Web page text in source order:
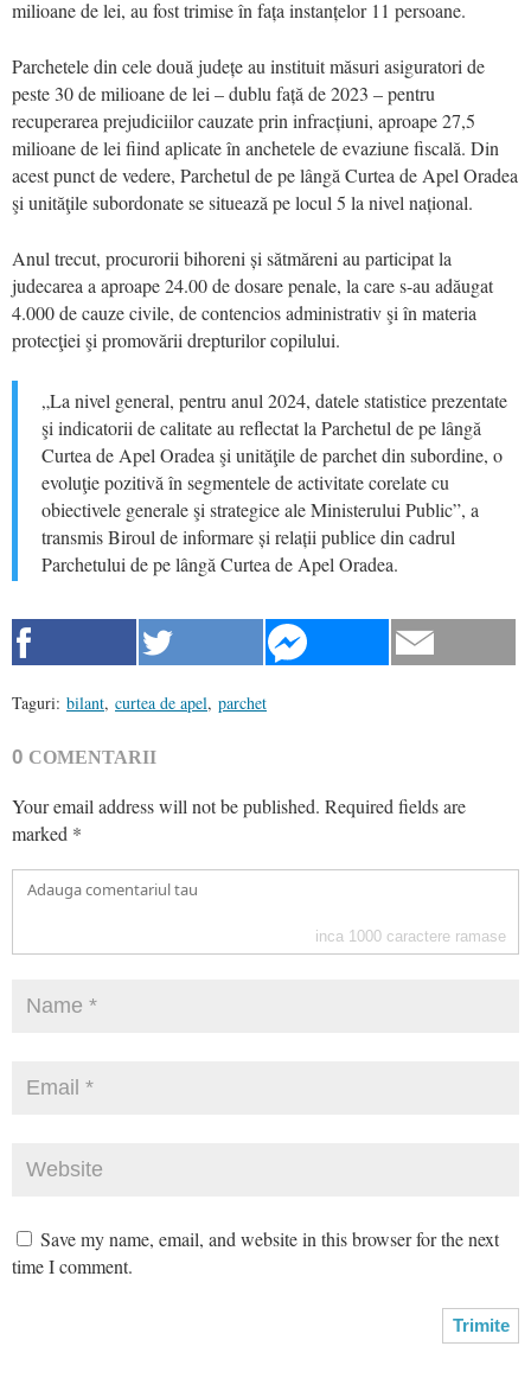
milioane de lei, au fost trimise în fața instanțelor 11 persoane.
Parchetele din cele două județe au instituit măsuri asiguratori de
peste 30 de milioane de lei – dublu față de 2023 – pentru
recuperarea prejudiciilor cauzate prin infracțiuni, aproape 27,5
milioane de lei fiind aplicate în anchetele de evaziune fiscală. Din
acest punct de vedere, Parchetul de pe lângă Curtea de Apel Oradea
şi unităţile subordonate se situează pe locul 5 la nivel național.
Anul trecut, procurorii bihoreni și sătmăreni au participat la
judecarea a aproape 24.00 de dosare penale, la care s-au adăugat
4.000 de cauze civile, de contencios administrativ şi în materia
protecţiei şi promovării drepturilor copilului.
„La nivel general, pentru anul 2024, datele statistice prezentate
şi indicatorii de calitate au reflectat la Parchetul de pe lângă
Curtea de Apel Oradea şi unităţile de parchet din subordine, o
evoluţie pozitivă în segmentele de activitate corelate cu
obiectivele generale şi strategice ale Ministerului Public”, a
transmis Biroul de informare și relații publice din cadrul
Parchetului de pe lângă Curtea de Apel Oradea.
Taguri: bilant, curtea de apel, parchet
0 COMENTARII
Your email address will not be published. Required fields are
marked *
inca 1000 caractere ramase
Save my name, email, and website in this browser for the next
time I comment.